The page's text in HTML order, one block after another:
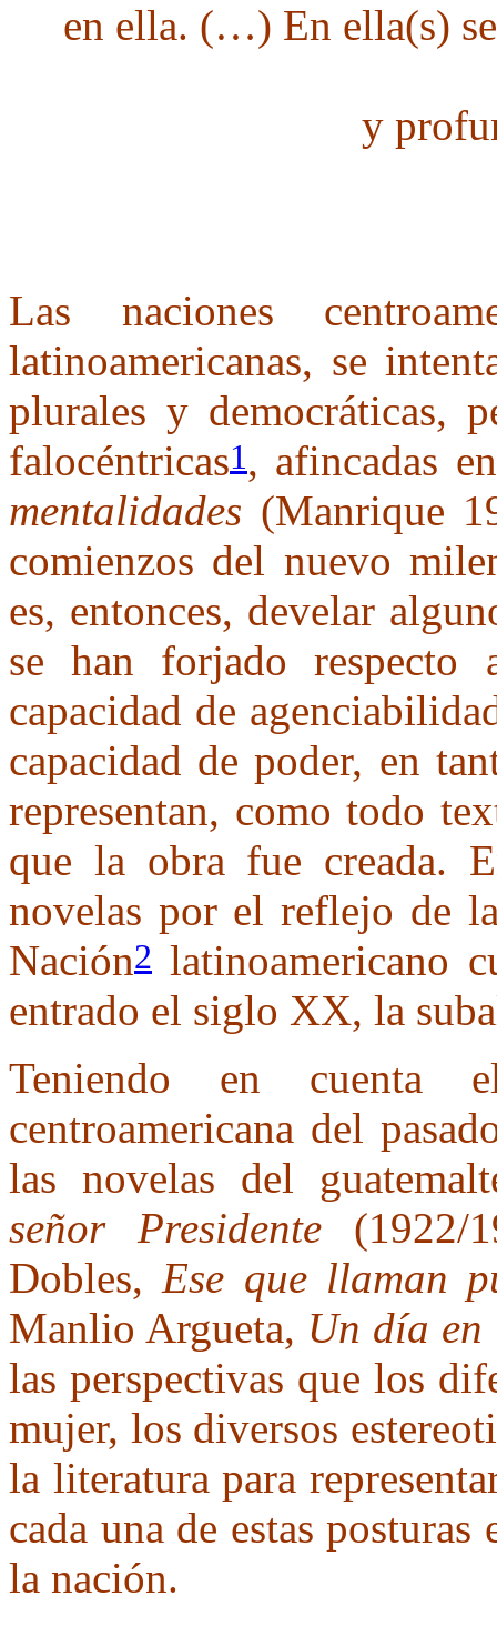
en ella. (…) En ella(s)
y
Las naciones
latinoamericanas, se
plurales y democráticas,
falocéntricas1 , afincadas
mentalidades (Manrique
comienzos del nuevo
es, entonces, develar
se han forjado respecto
capacidad de
capacidad de poder, en
representan, como todo
que la obra fue creada.
novelas por el reflejo de
Nación2 latinoamericano
entrado el siglo XX, la
Teniendo en cuenta
centroamericana del
las novelas del
señor Presidente (1922/
Dobles,Ese que llaman
Manlio Argueta, Un día
las perspectivas que los
mujer, los diversos
la literatura para
cada una de estas
la nación.